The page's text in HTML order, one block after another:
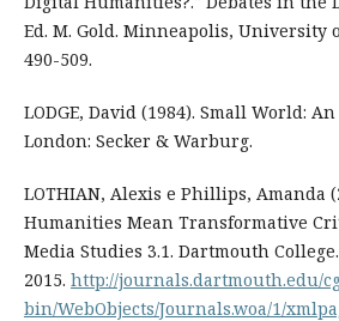
Ed. M. Gold. Minneapolis, University
490-509.
LODGE, David (1984). Small World:
London: Secker & Warburg.
LOTHIAN, Alexis e Phillips, Amanda
Humanities Mean Transformative
Media Studies 3.1. Dartmouth
2015. http://journals.dartmouth.edu/
bin/WebObjects/Journals.woa/1/